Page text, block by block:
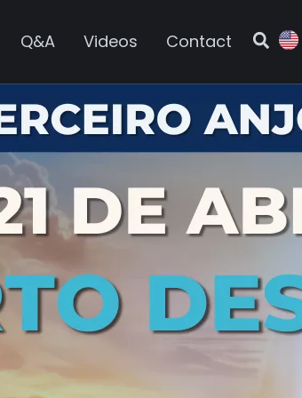
Q&A Videos Contact